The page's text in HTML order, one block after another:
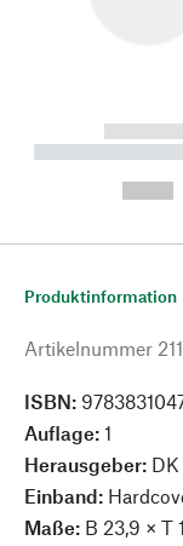
-----------
Produktinformation
Artikelnummer
ISBN:
Auflage: 1
Herausgeber:
Einband:
Maße: B 23,9 × T